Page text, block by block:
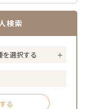
検索
る